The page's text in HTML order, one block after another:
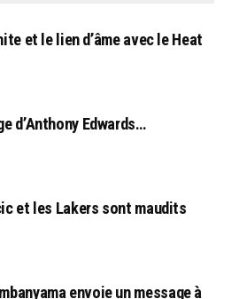
et le lien d’âme avec le Heat
d’Anthony Edwards…
et les Lakers sont maudits
envoie un message à